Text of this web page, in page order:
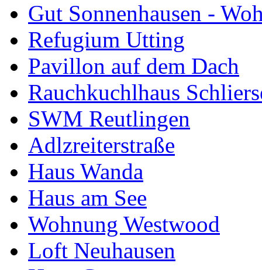
Gut Sonnenhausen -
Refugium Utting
Pavillon auf dem Dach
Rauchkuchlhaus
SWM Reutlingen
Adlzreiterstraße
Haus Wanda
Haus am See
Wohnung Westwood
Loft Neuhausen